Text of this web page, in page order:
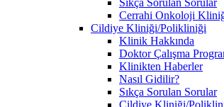
Cerrahi Onkoloji
Cildiye Kliniği/Polikliniği
Klinik Hakkında
Doktor Çalışma
Klinikten Haberler
Nasıl Gidilir?
Sıkça Sorulan Sorular
Cildiye Kliniği/